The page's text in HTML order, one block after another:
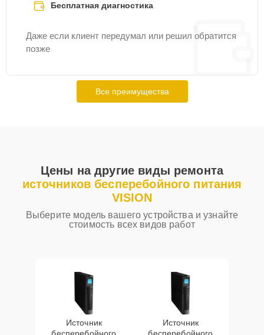
Бесплатная диагностика
Даже если клиент передумал или решил обратится
позже
Все преимущества
Цены на другие виды ремонта
источников бесперебойного питания
VISION
Выберите модель вашего устройства и узнайте
стоимость всех видов работ
Источник
Источник